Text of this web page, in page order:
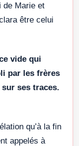
de Marie et
être celui
vide qui
par les frères
ses traces.
qu’à la fin
appelés à